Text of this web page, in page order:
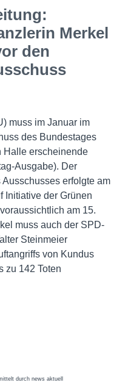
Merkel
den
muss im Januar im
des Bundestages
Halle erscheinende
Ausgabe). Der
erfolgte am
Initiative der Grünen
am 15.
muss auch der SPD-
Steinmeier
von Kundus
zu 142 Toten
durch news aktuell